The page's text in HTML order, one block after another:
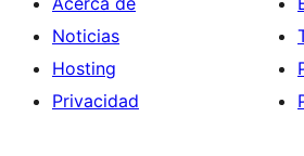
Noticias
Hosting
Privacidad